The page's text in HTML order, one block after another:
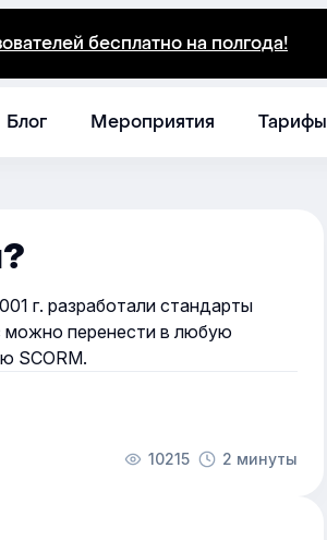
бесплатно на полгода!
Блог Мероприятия Тарифы
г. разработали стандарты
можно перенести в любую
SCORM.
10215 2 минуты